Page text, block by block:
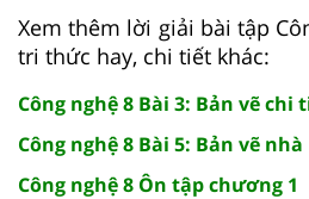
Xem thêm lời giải bài tập
tri thức hay, chi tiết khác:
Công nghệ 8 Bài 3: Bản vẽ chi
Công nghệ 8 Bài 5: Bản vẽ nhà
Công nghệ 8 Ôn tập chương 1